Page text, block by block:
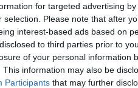
for targeted advertising
selection. Please note that after
interest-based ads based on
to third parties prior to
of your personal information
This information may also be
Participants that may further
στην υπόθεση
Κώστα Γρεβενίτη
Σπάρτης επέστρεψε
διερεύνηση και
2026 08:46